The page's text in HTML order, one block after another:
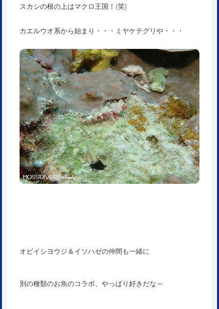
スカシの根の上はマクロ王国！(笑)
カエルウオ系から始まり・・・ミヤケテグリや・・・
オビイシヨウジ＆イソハゼの仲間も一緒に
別の種類のお魚のコラボ、やっぱり好きだな～